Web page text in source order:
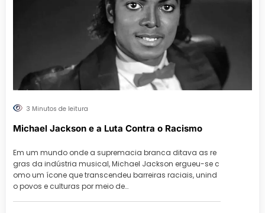
3 Minutos de leitura
Michael Jackson e a Luta Contra o Racismo
Em um mundo onde a supremacia branca ditava as re
gras da indústria musical, Michael Jackson ergueu-se c
omo um ícone que transcendeu barreiras raciais, unind
o povos e culturas por meio de…